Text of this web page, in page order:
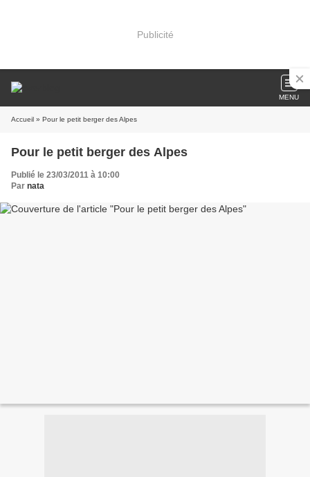
Publicité
MENU
Accueil » Pour le petit berger des Alpes
Pour le petit berger des Alpes
Publié le 23/03/2011 à 10:00
Par nata